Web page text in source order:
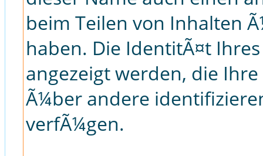
beim Teilen von Inhalten
haben. Die IdentitÃ¤t
angezeigt werden, die
Ã¼ber andere
verfÃ¼gen.